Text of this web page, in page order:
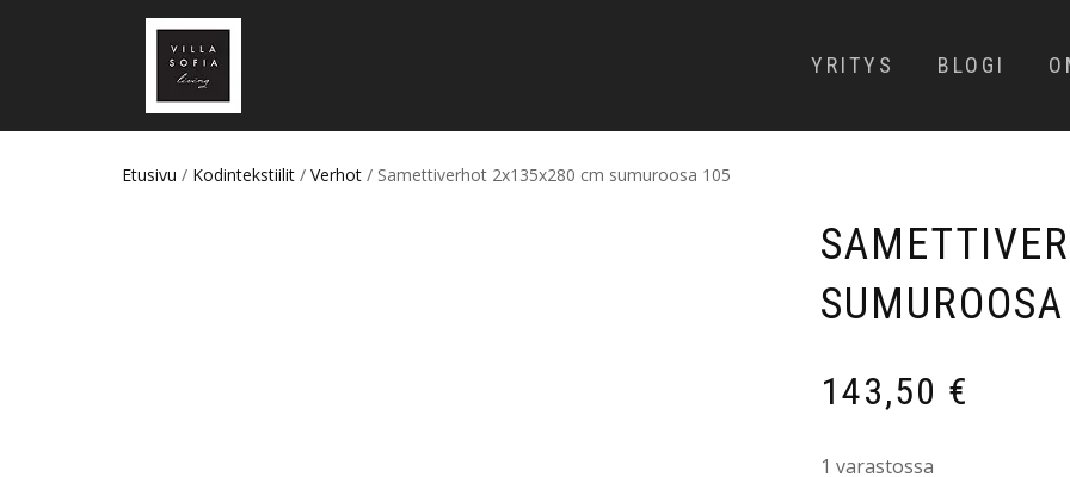
YRITYS BLOGI
Etusivu / Kodintekstiilit / Verhot / Samettiverhot 2x135x280 cm sumuroosa 105
143,50 €
1 varastossa